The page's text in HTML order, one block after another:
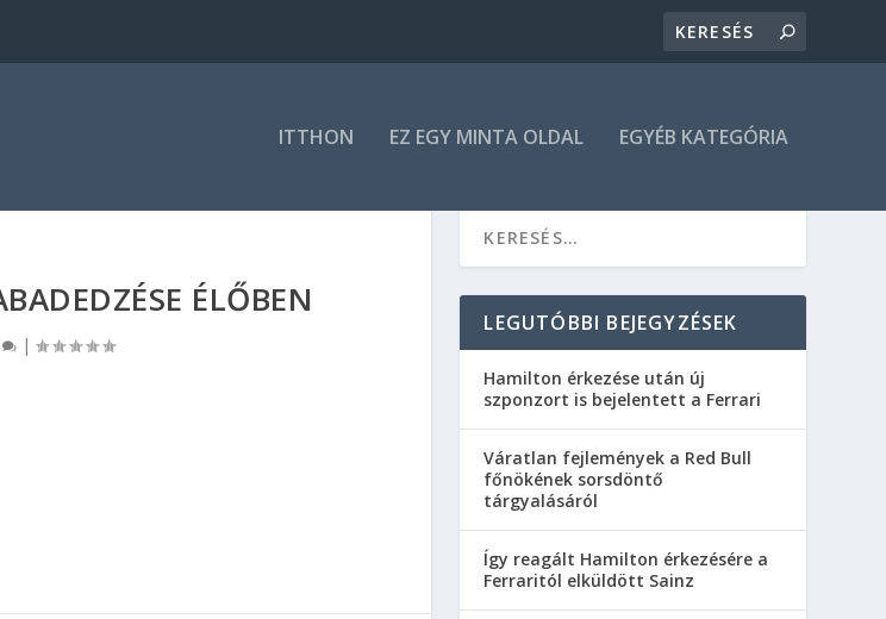
ITTHON EZ EGY MINTA OLDAL EGYÉB KATEGÓRIA
ÉLŐBEN
|
LEGUTÓBBI BEJEGYZÉSEK
Hamilton érkezése után új
szponzort is bejelentett a Ferrari
Váratlan fejlemények a Red Bull
főnökének sorsdöntő
tárgyalásáról
Így reagált Hamilton érkezésére a
Ferraritól elküldött Sainz